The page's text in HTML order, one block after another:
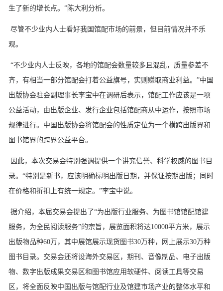
生了新的增长点。”陈大利分析。
尽管不少业内人士看好我国馆配市场的前景，但目前情况并不乐
观。
“不少业内人士反映，各地的馆配会数量较多且混乱，质量参差不
齐，有相当一部分馆配会打着公益旗号，实则赚取商业利益。”中国
出版协会驻会副理事长李宝中在调研后表示，馆配工作应该是一项
公益活动，由出版企业、发行企业包括馆配商从中运作，按照市场
规律进行。中国出版协会将馆配会的性质定位为一个横跨出版界和
图书馆界的跨界公益平台。
因此，本次交易会特别强调提供一个讲究信誉、科学权威的图书目
录。“特别是新书，应该明确标明出版日期，并保证按期出版；同时
在价格和折扣上有统一规定。”李宝中说。
据介绍，本届交易会提出了“为出版行业服务、为图书馆馆配馆建
服务，为全民阅读服务”的宗旨，展览面积将达10000平方米，展示
出版物品种60万，其中展馆展示现货图书30万种，网上展示30万种
图书目录。交易会还将设海外交易区，期刊、音像制品、电子出版
物、数字出版成果交易区和图书馆应用软硬件、阅读工具等交易
区，将全面反映中国出版与馆配行业及馆建市场产业的整体水平和